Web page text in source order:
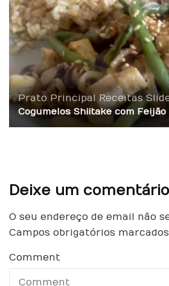
Prato Principal Receitas
Cogumelos Shiitake com
Deixe um comentário
O seu endereço de email não
Campos obrigatórios
Comment